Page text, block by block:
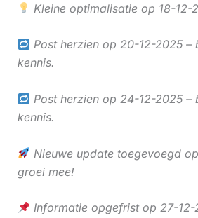
Kleine optimalisatie op 18-12-
Post herzien op 20-12-2025 –
kennis.
Post herzien op 24-12-2025 –
kennis.
Nieuwe update toegevoegd
groei mee!
Informatie opgefrist op 27-